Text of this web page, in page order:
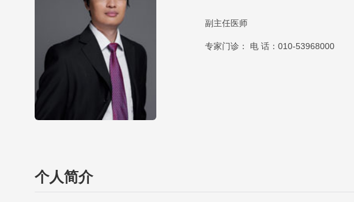
副主任医师
专家门诊： 电 话：010-53968000
个人简介